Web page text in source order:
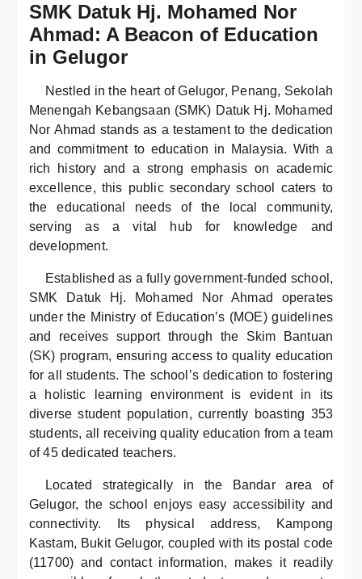
SMK Datuk Hj. Mohamed Nor
Ahmad: A Beacon of Education
in Gelugor
Nestled in the heart of Gelugor, Penang, Sekolah
Menengah Kebangsaan (SMK) Datuk Hj. Mohamed
Nor Ahmad stands as a testament to the dedication
and commitment to education in Malaysia. With a
rich history and a strong emphasis on academic
excellence, this public secondary school caters to
the educational needs of the local community,
serving as a vital hub for knowledge and
development.
Established as a fully government-funded school,
SMK Datuk Hj. Mohamed Nor Ahmad operates
under the Ministry of Education’s (MOE) guidelines
and receives support through the Skim Bantuan
(SK) program, ensuring access to quality education
for all students. The school’s dedication to fostering
a holistic learning environment is evident in its
diverse student population, currently boasting 353
students, all receiving quality education from a team
of 45 dedicated teachers.
Located strategically in the Bandar area of
Gelugor, the school enjoys easy accessibility and
connectivity. Its physical address, Kampong
Kastam, Bukit Gelugor, coupled with its postal code
(11700) and contact information, makes it readily